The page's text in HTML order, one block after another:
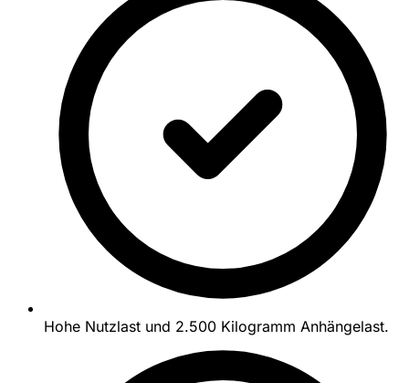
Hohe Nutzlast und 2.500 Kilogramm Anhängelast.